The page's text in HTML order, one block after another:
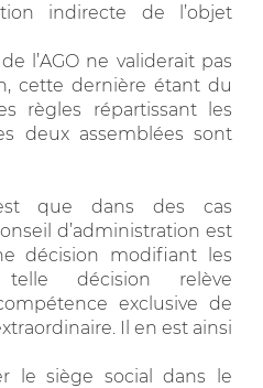
indirecte de l’objet
l’AGO ne validerait pas
cette dernière étant du
règles répartissant les
deux assemblées sont
que dans des cas
d’administration est
décision modifiant les
décision relève
exclusive de
Il en est ainsi
le siège social dans le